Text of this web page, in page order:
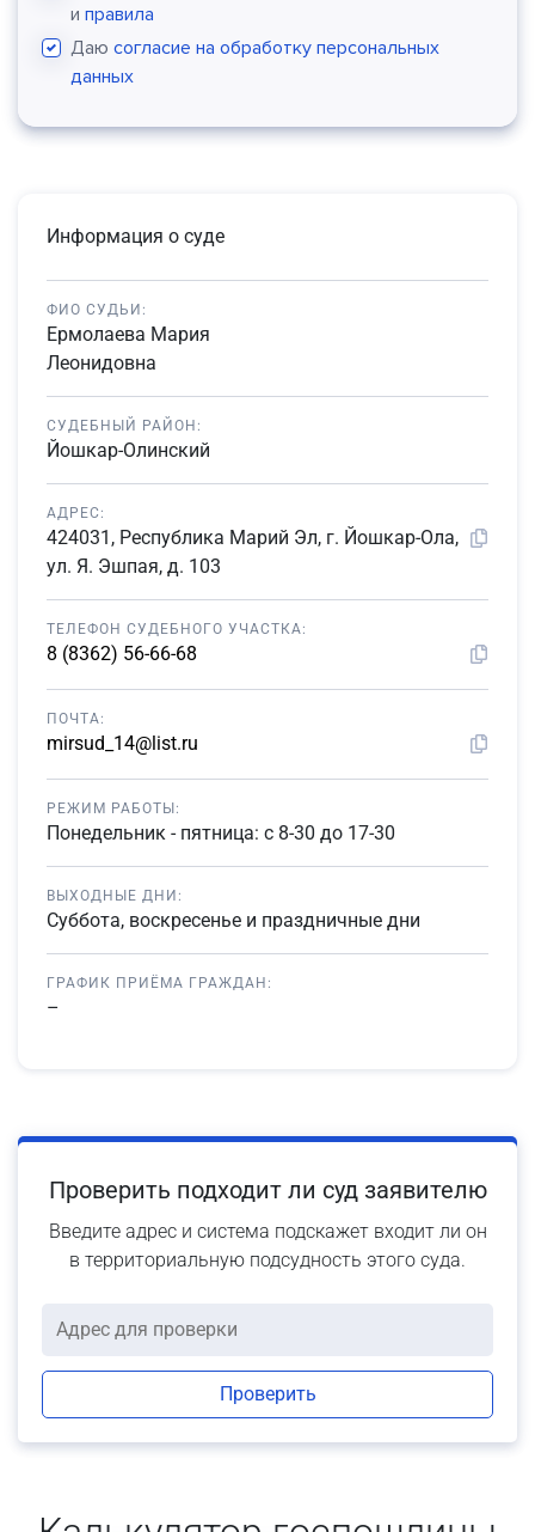
и правила
Даю согласие на обработку персональных
данных
Информация о суде
ФИО СУДЬИ:
Ермолаева Мария
Леонидовна
СУДЕБНЫЙ РАЙОН:
Йошкар-Олинский
АДРЕС:
424031, Республика Марий Эл, г. Йошкар-Ола,
ул. Я. Эшпая, д. 103
ТЕЛЕФОН СУДЕБНОГО УЧАСТКА:
8 (8362) 56-66-68
ПОЧТА:
mirsud_14@list.ru
РЕЖИМ РАБОТЫ:
Понедельник - пятница: с 8-30 до 17-30
ВЫХОДНЫЕ ДНИ:
Суббота, воскресенье и праздничные дни
ГРАФИК ПРИЁМА ГРАЖДАН:
–
Проверить подходит ли суд заявителю
Введите адрес и система подскажет входит ли он
в территориальную подсудность этого суда.
Проверить